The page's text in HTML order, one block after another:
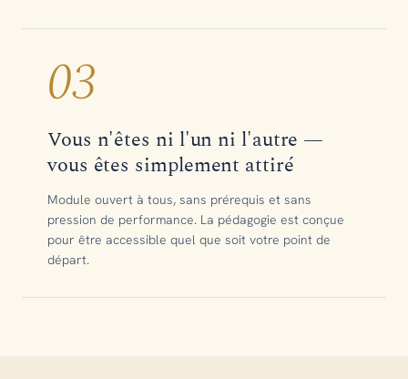
03
Vous n'êtes ni l'un ni l'autre —
vous êtes simplement attiré
Module ouvert à tous, sans prérequis et sans
pression de performance. La pédagogie est conçue
pour être accessible quel que soit votre point de
départ.